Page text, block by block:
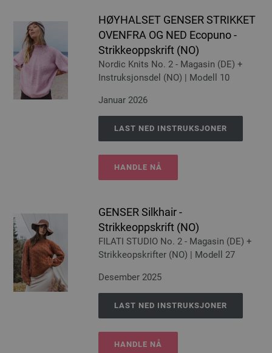
HØYHALSET GENSER STRIKKET
OVENFRA OG NED Ecopuno -
Strikkeoppskrift (NO)
Nordic Knits No. 2 - Magasin (DE) +
Instruksjonsdel (NO) | Modell 10
Januar 2026
LAST NED INSTRUKSJONER
HANDLE NÅ
GENSER Silkhair -
Strikkeoppskrift (NO)
FILATI STUDIO No. 2 - Magasin (DE) +
Strikkeopskrifter (NO) | Modell 27
Desember 2025
LAST NED INSTRUKSJONER
HANDLE NÅ